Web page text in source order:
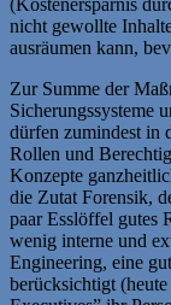
nicht gewollte
ausräumen kann,
Zur Summe der
Sicherungssysteme
dürfen zumindest in
Rollen und
Konzepte
die Zutat Forensik,
paar Esslöffel gutes
wenig interne und
Engineering, eine
berücksichtigt